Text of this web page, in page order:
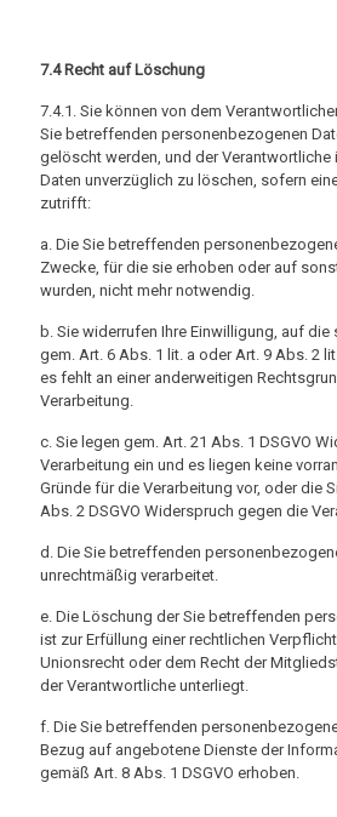
7.4 Recht auf Löschung
7.4.1. Sie können von dem
Sie betreffenden personenbezogenen
gelöscht werden, und der
Daten unverzüglich zu löschen, sofern
zutrifft:
a. Die Sie betreffenden
Zwecke, für die sie erhoben oder auf
wurden, nicht mehr notwendig.
b. Sie widerrufen Ihre Einwilligung, auf die
gem. Art. 6 Abs. 1 lit. a oder Art. 9 Abs. 2
es fehlt an einer anderweitigen
Verarbeitung.
c. Sie legen gem. Art. 21 Abs. 1 DSGVO
Verarbeitung ein und es liegen keine
Gründe für die Verarbeitung vor, oder die
Abs. 2 DSGVO Widerspruch gegen die
d. Die Sie betreffenden
unrechtmäßig verarbeitet.
e. Die Löschung der Sie betreffenden
ist zur Erfüllung einer rechtlichen
Unionsrecht oder dem Recht der
der Verantwortliche unterliegt.
f. Die Sie betreffenden
Bezug auf angebotene Dienste der
gemäß Art. 8 Abs. 1 DSGVO erhoben.